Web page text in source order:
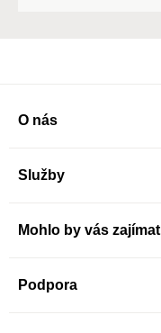
O nás
Služby
Mohlo by vás zajímat
Podpora